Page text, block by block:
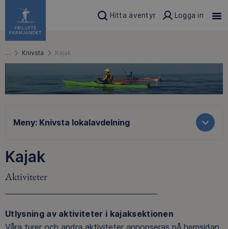
Hitta äventyr Logga in
… Knivsta Kajak
Meny: Knivsta lokalavdelning
Kajak
Aktiviteter
Utlysning av aktiviteter i kajaksektionen
Våra turer och andra aktiviteter annonseras på hemsidan